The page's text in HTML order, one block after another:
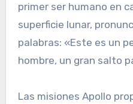
primer ser humano en
superficie lunar,
palabras: «Este es un
hombre, un gran salto
Las misiones Apollo